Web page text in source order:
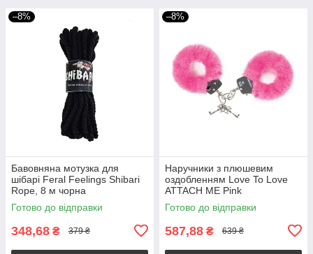
–8%
Бавовняна мотузка для
шібарі Feral Feelings Shibari
Rope, 8 м чорна
Готово до відправки
348,68 ₴ 379 ₴
–8%
Наручники з плюшевим
оздобленням Love To Love
ATTACH ME Pink
Готово до відправки
587,88 ₴ 639 ₴